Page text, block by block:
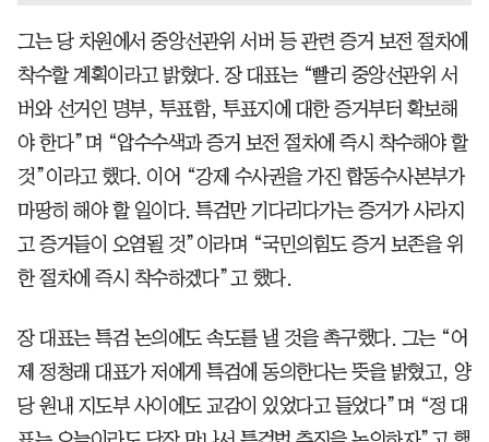
그는 당 차원에서 중앙선관위 서버 등 관련 증거 보전 절차에
착수할 계획이라고 밝혔다. 장 대표는 “빨리 중앙선관위 서
버와 선거인 명부, 투표함, 투표지에 대한 증거부터 확보해
야 한다”며 “압수수색과 증거 보전 절차에 즉시 착수해야 할
것”이라고 했다. 이어 “강제 수사권을 가진 합동수사본부가
마땅히 해야 할 일이다. 특검만 기다리다가는 증거가 사라지
고 증거들이 오염될 것”이라며 “국민의힘도 증거 보존을 위
한 절차에 즉시 착수하겠다”고 했다.
장 대표는 특검 논의에도 속도를 낼 것을 촉구했다. 그는 “어
제 정청래 대표가 저에게 특검에 동의한다는 뜻을 밝혔고, 양
당 원내 지도부 사이에도 교감이 있었다고 들었다”며 “정 대